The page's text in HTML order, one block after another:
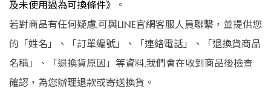
及未使用過為可換條件》
。
若對商品有任何疑慮,可與LINE官網客服人員聯繫，並提供您
的「姓名」、「訂單編號」、「連絡電話」、「退換貨商品
名稱」、「退換貨原因」等資料,我們會在收到商品後檢查
確認，為您辦理退款或寄送換貨。